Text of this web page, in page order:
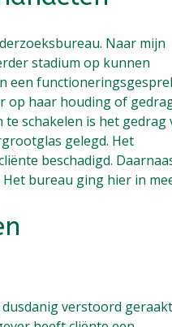
Naar mijn
stadium op kunnen
een
op haar houding of
schakelen is het gedrag
gelegd. Het
beschadigd.
bureau ging hier in
verstoord geraakt